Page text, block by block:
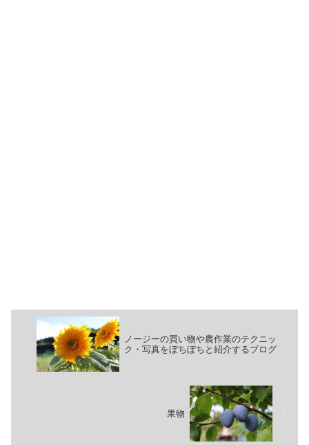
ノージーの買い物や農作業のテクニッ
ク・写真をぼちぼちと紹介するブログ
果物